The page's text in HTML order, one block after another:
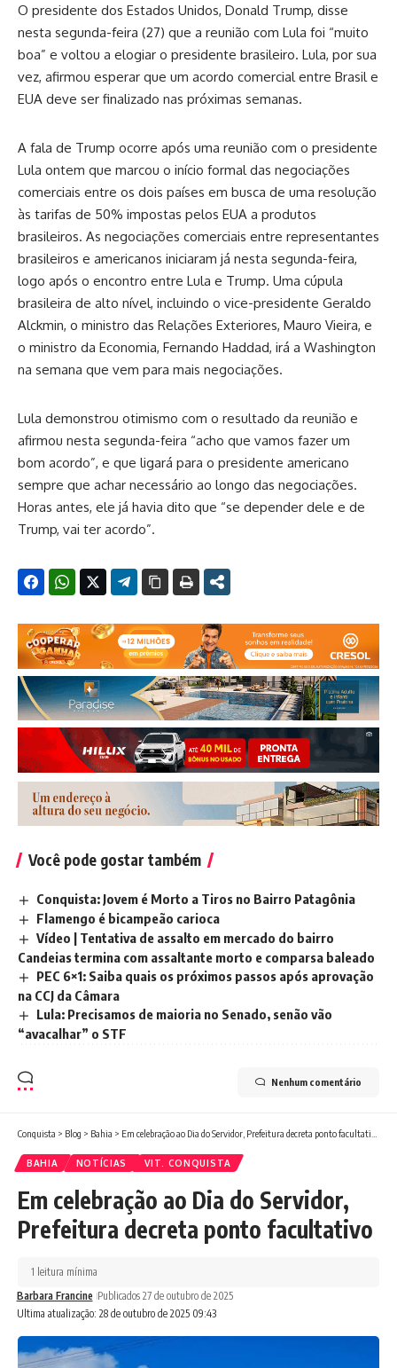
O presidente dos Estados Unidos, Donald Trump, disse
nesta segunda-feira (27) que a reunião com Lula foi “muito
boa” e voltou a elogiar o presidente brasileiro. Lula, por sua
vez, afirmou esperar que um acordo comercial entre Brasil e
EUA deve ser finalizado nas próximas semanas.
A fala de Trump ocorre após uma reunião com o presidente
Lula ontem que marcou o início formal das negociações
comerciais entre os dois países em busca de uma resolução
às tarifas de 50% impostas pelos EUA a produtos
brasileiros. As negociações comerciais entre representantes
brasileiros e americanos iniciaram já nesta segunda-feira,
logo após o encontro entre Lula e Trump. Uma cúpula
brasileira de alto nível, incluindo o vice-presidente Geraldo
Alckmin, o ministro das Relações Exteriores, Mauro Vieira, e
o ministro da Economia, Fernando Haddad, irá a Washington
na semana que vem para mais negociações.
Lula demonstrou otimismo com o resultado da reunião e
afirmou nesta segunda-feira “acho que vamos fazer um
bom acordo”, e que ligará para o presidente americano
sempre que achar necessário ao longo das negociações.
Horas antes, ele já havia dito que “se depender dele e de
Trump, vai ter acordo”.
Você pode gostar também
Conquista: Jovem é Morto a Tiros no Bairro Patagônia
Flamengo é bicampeão carioca
Vídeo | Tentativa de assalto em mercado do bairro
Candeias termina com assaltante morto e comparsa baleado
PEC 6×1: Saiba quais os próximos passos após aprovação
na CCJ da Câmara
Lula: Precisamos de maioria no Senado, senão vão
“avacalhar” o STF
Nenhum comentário
Conquista > Blog > Bahia > Em celebração ao Dia do Servidor, Prefeitura decreta ponto facultativo
BAHIA NOTÍCIAS VIT. CONQUISTA
Em celebração ao Dia do Servidor,
Prefeitura decreta ponto facultativo
Ultima atualização: 28 de outubro de 2025 09:43
Barbara Francine Publicados 27 de outubro de 2025
1 leitura mínima